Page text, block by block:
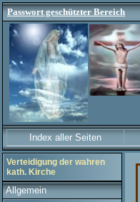
Passwort geschützter Bereich
Index aller Seiten
Verteidigung der wahren
kath. Kirche
Allgemein